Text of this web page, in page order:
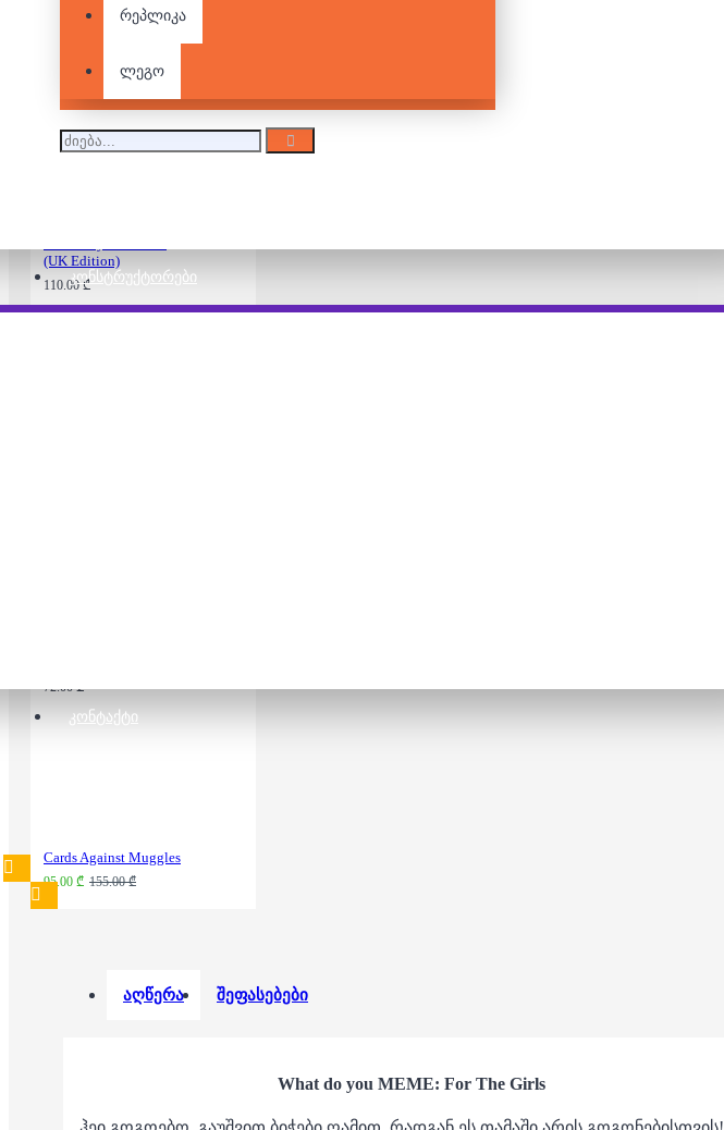
ᲙᲝᲜᲡᲢᲠᲣᲥᲢᲝᲠᲔᲑᲘ
ᲙᲝᲜᲢᲐᲥᲢᲘ
რეპლიკა
ლეგო
(UK Edition)
110.00 ₾
72.00 ₾
Cards Against Muggles
95.00 ₾ 155.00 ₾
აღწერა შეფასებები
What do you MEME: For The Girls